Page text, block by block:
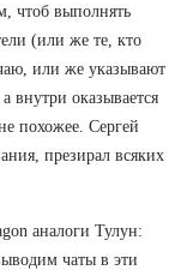
чтоб выполнять
(или же те, кто
или же указывают
внутри оказывается
похожее. Сергей
презирал всяких
аналоги Тулун:
чаты в эти